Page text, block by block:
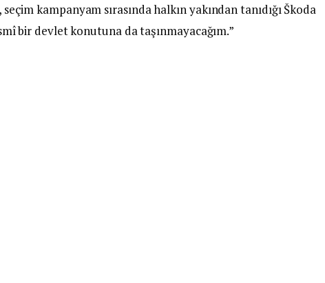
kampanyam sırasında halkın yakından tanıdığı Škoda
bir devlet konutuna da taşınmayacağım.”